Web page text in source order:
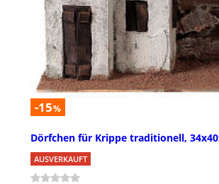
-15%
Dörfchen für Krippe traditionell,
AUSVERKAUFT